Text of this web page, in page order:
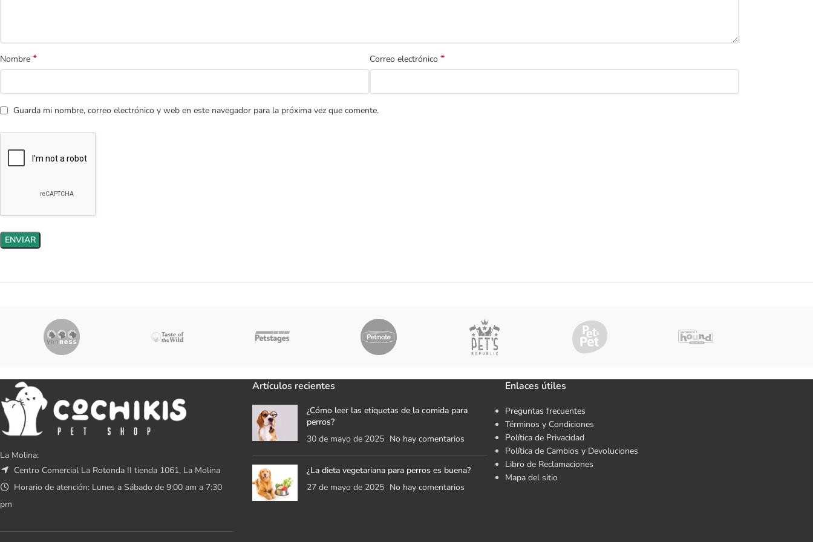
Nombre * Correo electrónico *
Guarda mi nombre, correo electrónico y web en este navegador para la próxima vez que comente.
La Molina:
Centro Comercial La Rotonda II tienda 1061, La Molina
Horario de atención: Lunes a Sábado de 9:00 am a 7:30
pm
Artículos recientes
¿Cómo leer las etiquetas de la comida para
perros?
30 de mayo de 2025 No hay comentarios
¿La dieta vegetariana para perros es buena?
27 de mayo de 2025 No hay comentarios
Enlaces útiles
Preguntas frecuentes
Términos y Condiciones
Política de Privacidad
Política de Cambios y Devoluciones
Libro de Reclamaciones
Mapa del sitio